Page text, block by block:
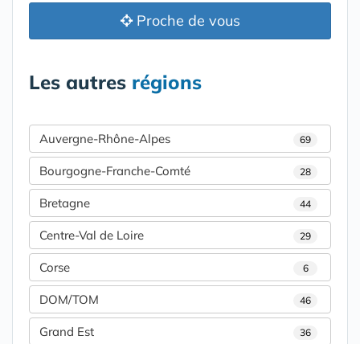
Proche de vous
Les autres régions
Auvergne-Rhône-Alpes 69
Bourgogne-Franche-Comté 28
Bretagne 44
Centre-Val de Loire 29
Corse 6
DOM/TOM 46
Grand Est 36